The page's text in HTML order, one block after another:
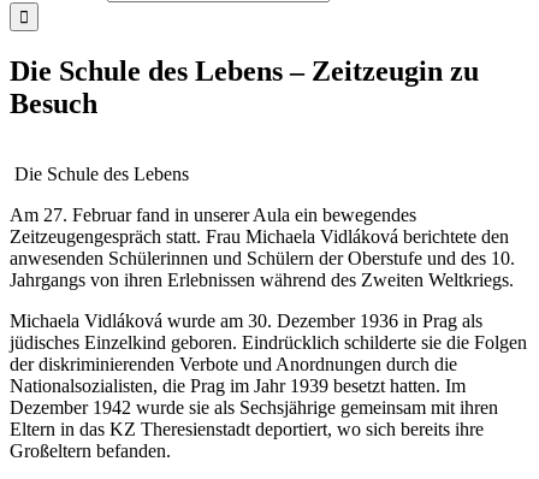
Die Schule des Lebens – Zeitzeugin zu
Besuch
Die Schule des Lebens
Am 27. Februar fand in unserer Aula ein bewegendes
Zeitzeugengespräch statt. Frau Michaela Vidláková berichtete den
anwesenden Schülerinnen und Schülern der Oberstufe und des 10.
Jahrgangs von ihren Erlebnissen während des Zweiten Weltkriegs.
Michaela Vidláková wurde am 30. Dezember 1936 in Prag als
jüdisches Einzelkind geboren. Eindrücklich schilderte sie die Folgen
der diskriminierenden Verbote und Anordnungen durch die
Nationalsozialisten, die Prag im Jahr 1939 besetzt hatten. Im
Dezember 1942 wurde sie als Sechsjährige gemeinsam mit ihren
Eltern in das KZ Theresienstadt deportiert, wo sich bereits ihre
Großeltern befanden.